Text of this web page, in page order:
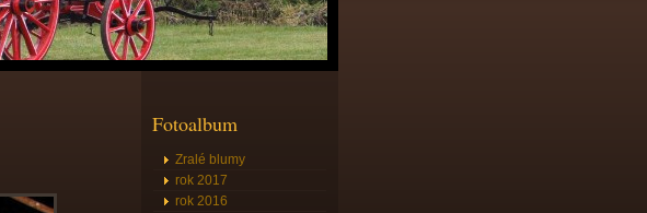
Fotoalbum
Zralé blumy
rok 2017
rok 2016